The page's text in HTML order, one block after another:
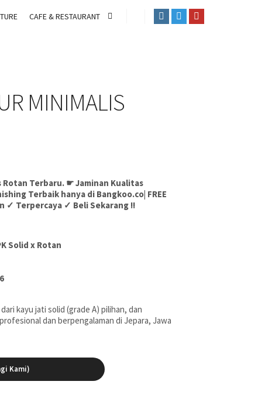
CAFE & RESTAURANT
MINIMALIS
Terbaru. ☛ Jaminan Kualitas
Terbaik hanya di Bangkoo.co| FREE
✓ Terpercaya ✓ Beli Sekarang !!
Solid x Rotan
kayu jati solid (grade A) pilihan, dan
dan berpengalaman di Jepara, Jawa
Kami)